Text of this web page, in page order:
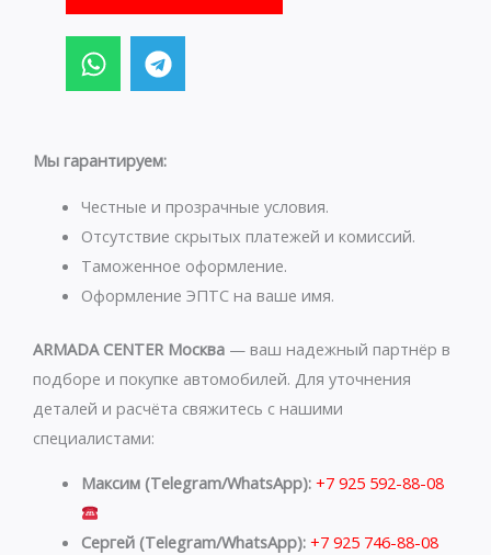
W
h
a
s
p
p
T
e
l
g
a
m
Мы гарантируем:
Честные и прозрачные условия.
Отсутствие скрытых платежей и комиссий.
Таможенное оформление.
Оформление ЭПТС на ваше имя.
ARMADA CENTER Москва — ваш надежный партнёр в
подборе и покупке автомобилей. Для уточнения
деталей и расчёта свяжитесь с нашими
специалистами:
Максим (Telegram/WhatsApp): +7 925 592-88-08
Сергей (Telegram/WhatsApp): +7 925 746-88-08